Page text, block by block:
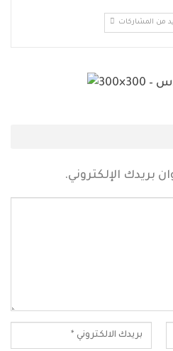
من المشاركات
بريدك الإلكتروني.